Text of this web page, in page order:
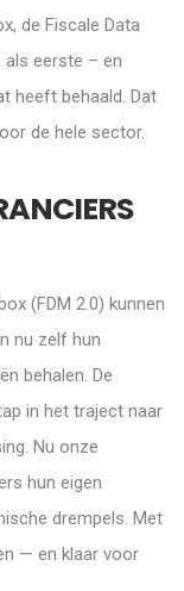
de Fiscale Data
als eerste – en
heeft behaald. Dat
de hele sector.
(FDM 2.0) kunnen
nu zelf hun
behalen. De
in het traject naar
Nu onze
hun eigen
drempels. Met
— en klaar voor